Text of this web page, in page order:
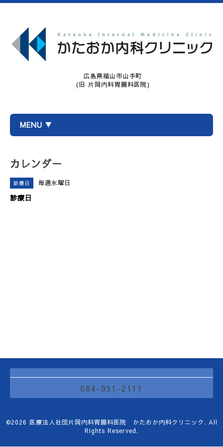
広島県福山市山手町
(旧 片岡内科胃腸科医院)
MENU ▼
カレンダー
診療日 毎週水曜日
診療日
084-951-2111
©2026 医療法人社団片岡内科胃腸科医院 かたおか内科クリニック. All
Rights Reserved.